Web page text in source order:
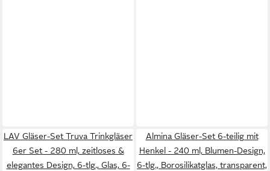
LAV Gläser-Set Truva Trinkgläser
6er Set - 280 ml, zeitloses &
elegantes Design, 6-tlg., Glas, 6-
Almina Gläser-Set 6-teilig mit
Henkel - 240 ml, Blumen-Design,
6-tlg., Borosilikatglas, transparent,